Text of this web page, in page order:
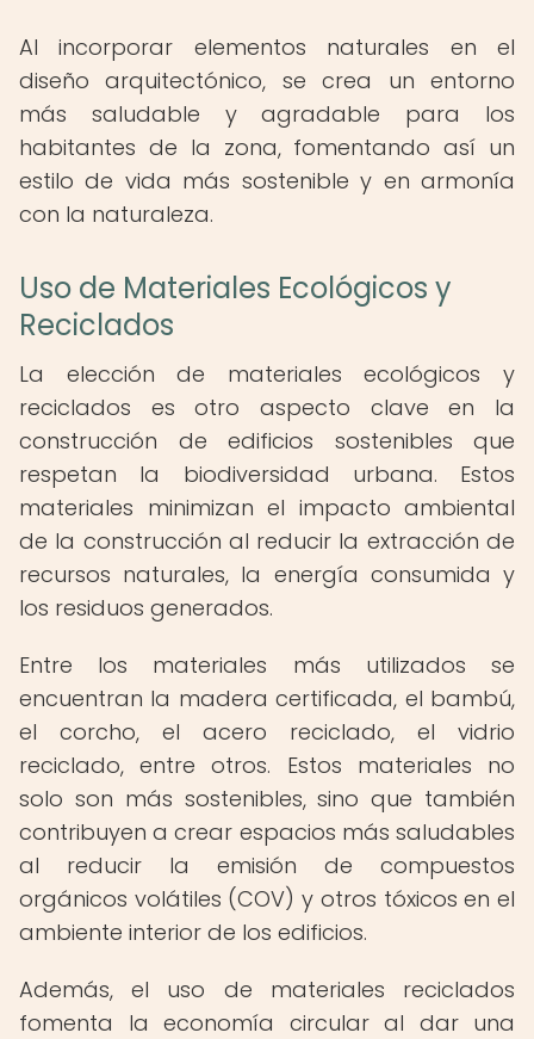
Al incorporar elementos naturales en el
diseño arquitectónico, se crea un entorno
más saludable y agradable para los
habitantes de la zona, fomentando así un
estilo de vida más sostenible y en armonía
con la naturaleza.
Uso de Materiales Ecológicos y
Reciclados
La elección de materiales ecológicos y
reciclados es otro aspecto clave en la
construcción de edificios sostenibles que
respetan la biodiversidad urbana. Estos
materiales minimizan el impacto ambiental
de la construcción al reducir la extracción de
recursos naturales, la energía consumida y
los residuos generados.
Entre los materiales más utilizados se
encuentran la madera certificada, el bambú,
el corcho, el acero reciclado, el vidrio
reciclado, entre otros. Estos materiales no
solo son más sostenibles, sino que también
contribuyen a crear espacios más saludables
al reducir la emisión de compuestos
orgánicos volátiles (COV) y otros tóxicos en el
ambiente interior de los edificios.
Además, el uso de materiales reciclados
fomenta la economía circular al dar una